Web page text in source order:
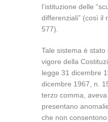
l’istituzione delle
differenziali” (così il
577).
Tale sistema è stato
vigore della
legge 31 dicembre
dicembre 1967, n.
terzo comma,
presentano
che non